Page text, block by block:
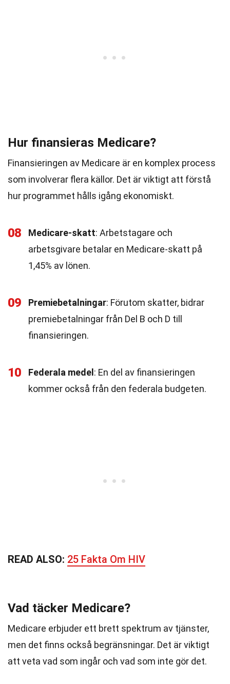
Hur finansieras Medicare?
Finansieringen av Medicare är en komplex process
som involverar flera källor. Det är viktigt att förstå
hur programmet hålls igång ekonomiskt.
08 Medicare-skatt: Arbetstagare och
arbetsgivare betalar en Medicare-skatt på
1,45% av lönen.
09 Premiebetalningar: Förutom skatter, bidrar
premiebetalningar från Del B och D till
finansieringen.
10 Federala medel : En del av finansieringen
kommer också från den federala budgeten.
READ ALSO: 25 Fakta Om HIV
Vad täcker Medicare?
Medicare erbjuder ett brett spektrum av tjänster,
men det finns också begränsningar. Det är viktigt
att veta vad som ingår och vad som inte gör det.